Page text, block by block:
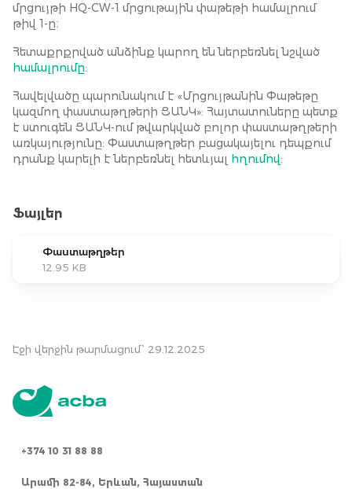
մրցույթի HQ-CW-1 մրցութային փաթեթի համալրում
թիվ 1-ը։
Հետաքրքրված անձինք կարող են ներբեռնել նշված
համալրումը:
Հավելվածը պարունակում է «Մրցույթանին Փաթեթը
կազմող փաստաթղթերի ՑԱՆԿ»: Հայտատուները պետք
է ստուգեն ՑԱՆԿ-ում թվարկված բոլոր փաստաթղթերի
առկայությունը: Փաստաթղթեր բացակայելու դեպքում
դրանք կարելի է ներբեռնել հետևյալ հղումով:
Ֆայլեր
Փաստաթղթեր
12.95 KB
Էջի վերջին թարմացում՝ 29.12.2025
+374 10 31 88 88
Արամի 82-84, Երևան, Հայաստան